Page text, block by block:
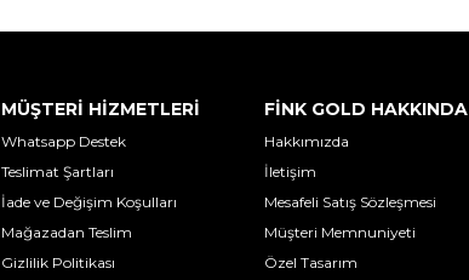
MÜŞTERİ HİZMETLERİ
Whatsapp Destek
Teslimat Şartları
İade ve Değişim Koşulları
Mağazadan Teslim
Gizlilik Politikası
FİNK GOLD HAKKINDA
Hakkımızda
İletişim
Mesafeli Satış Sözleşmesi
Müşteri Memnuniyeti
Özel Tasarım